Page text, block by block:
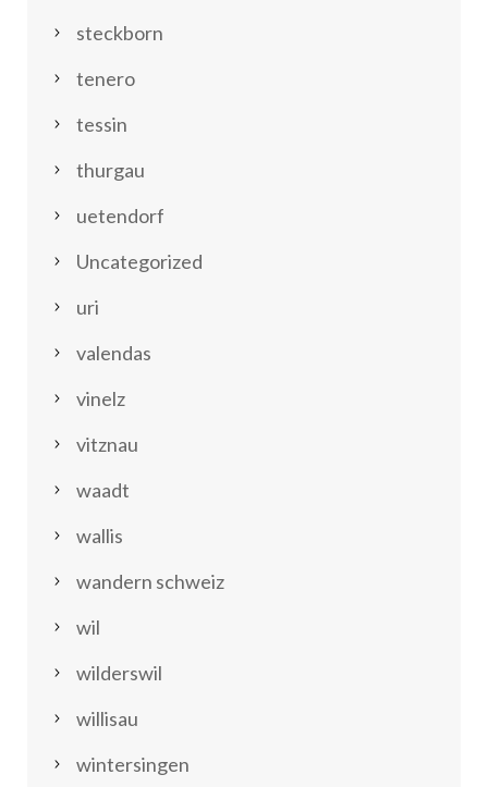
steckborn
tenero
tessin
thurgau
uetendorf
Uncategorized
uri
valendas
vinelz
vitznau
waadt
wallis
wandern schweiz
wil
wilderswil
willisau
wintersingen